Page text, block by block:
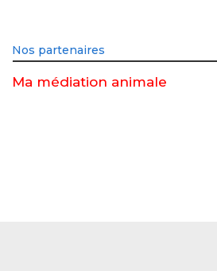
Nos partenaires
Ma médiation animale